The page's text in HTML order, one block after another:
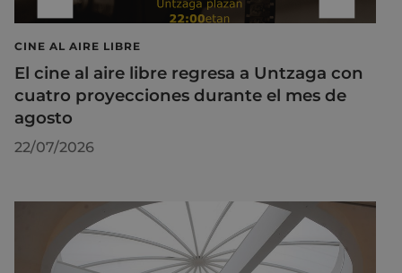
CINE AL AIRE LIBRE
El cine al aire libre regresa a Untzaga con
cuatro proyecciones durante el mes de
agosto
22/07/2026